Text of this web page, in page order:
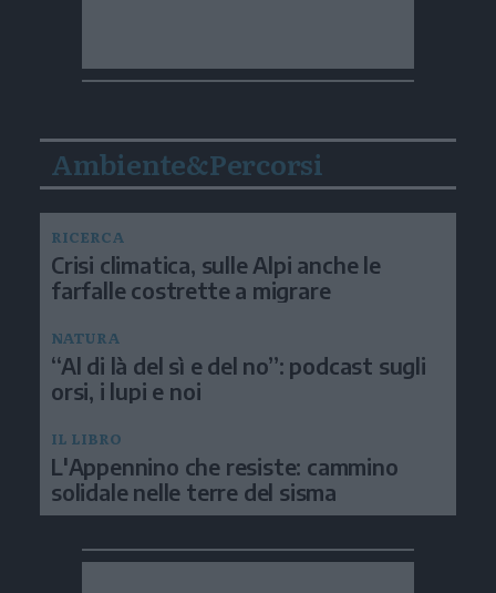
Ambiente&Percorsi
RICERCA
Crisi climatica, sulle Alpi anche le
farfalle costrette a migrare
NATURA
“Al di là del sì e del no”: podcast sugli
orsi, i lupi e noi
IL LIBRO
L'Appennino che resiste: cammino
solidale nelle terre del sisma